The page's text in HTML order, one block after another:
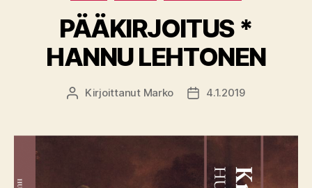
PÄÄKIRJOITUS *
HANNU LEHTONEN
Kirjoittaja
Kirjoittanut Marko Julkaisupäivämäärä
4.1.2019